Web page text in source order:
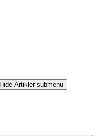
Hide Artikler submenu